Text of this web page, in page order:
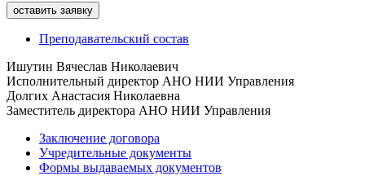
Преподавательский состав
Ишутин Вячеслав Николаевич
Исполнительный директор АНО НИИ Управления
Долгих Анастасия Николаевна
Заместитель директора АНО НИИ Управления
Заключение договора
Учредительные документы
Формы выдаваемых документов